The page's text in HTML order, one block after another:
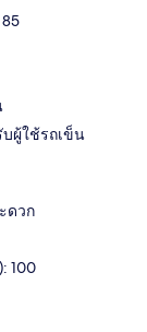
บผู้ใช้รถเข็น
ดวก
100